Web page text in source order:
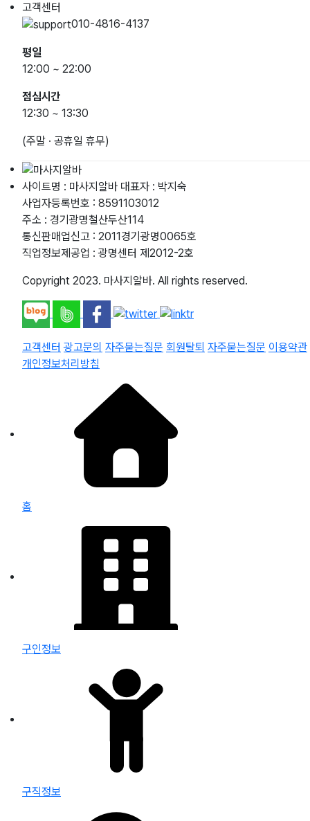
고객센터
010-4816-4137
평일
12:00 ~ 22:00
점심시간
12:30 ~ 13:30
(주말 · 공휴일 휴무)
사이트명 : 마사지알바 대표자 : 박지숙
사업자등록번호 : 8591103012
주소 : 경기광명철산두산114
통신판매업신고 : 2011경기광명0065호
직업정보제공업 : 광명센터 제2012-2호
Copyright 2023. 마사지알바. All rights reserved.
고객센터 광고문의 자주묻는질문 회원탈퇴 자주묻는질문 이용약관
개인정보처리방침
홈
구인정보
구직정보